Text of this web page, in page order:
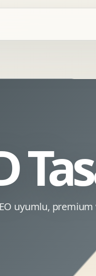
Kurumsal
Ofis Ici Gorsel
Kurumsal Katalog
Sosyal Medya
Reels Kapak
Topluluk Yonetimi
uyumlu, premium